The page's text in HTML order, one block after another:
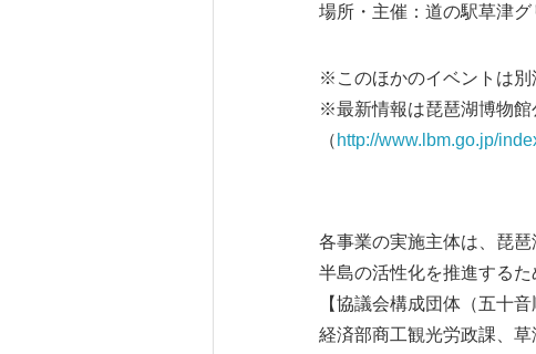
場所・主催：道の駅草津
※このほかのイベントは別
※最新情報は琵琶湖博物館
（ http://www.lbm.go.jp/
各事業の実施主体は、琵
半島の活性化を推進する
【協議会構成団体（五十
経済部商工観光労政課、